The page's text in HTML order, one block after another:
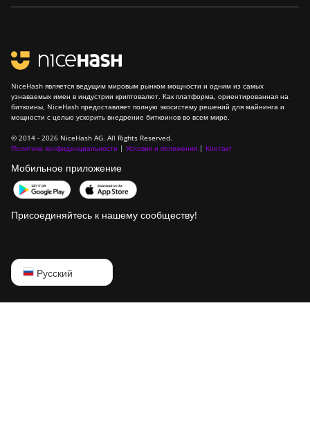
NiceHash является ведущим мировым рынком мощности и одним из самых
узнаваемых имен в индустрии криптовалют. Как платформа, ориентированная на
биткоины, NiceHash предоставляет полную экосистему решений для майнинга и
мощности с целью ускорить внедрение биткоинов во всем мире.
© 2014 - 2026 NiceHash AG. All Rights Reserved.
Политика конфиденциальности | Условия и положения | Контакт
Мобильное приложение
Присоединяйтесь к нашему сообществу!
Русский
English